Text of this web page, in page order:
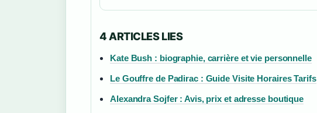
4 ARTICLES LIES
Kate Bush : biographie, carrière et vie personnelle
Le Gouffre de Padirac : Guide Visite Horaires Tarifs
Alexandra Sojfer : Avis, prix et adresse boutique